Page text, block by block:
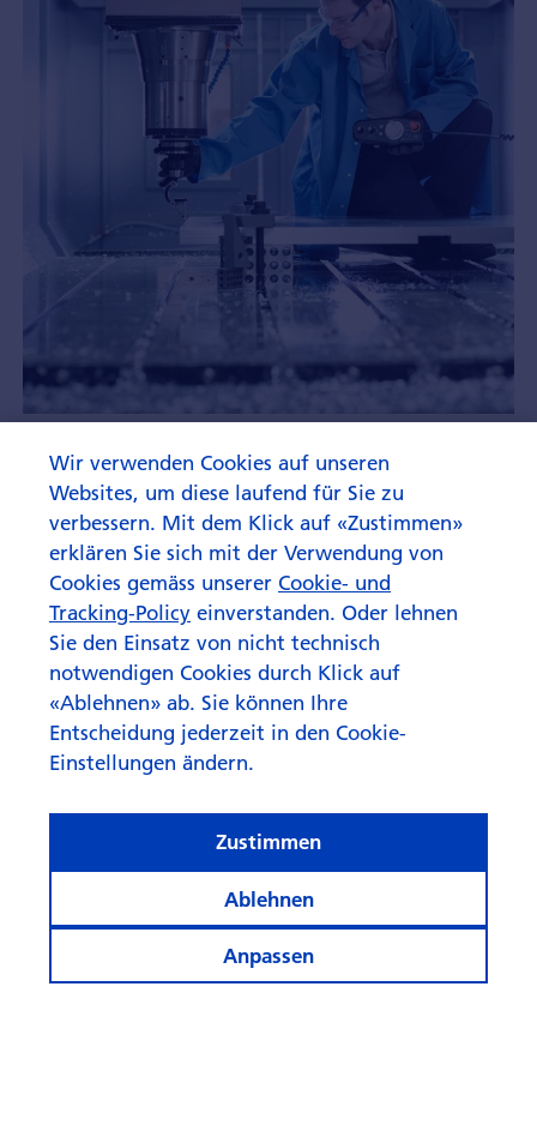
Warum jetzt die Stunde der
Unter­nehmens­anlei­hen
schlägt
Wir verwenden Cookies auf unseren
Websites, um diese laufend für Sie zu
verbessern. Mit dem Klick auf «Zustimmen»
erklären Sie sich mit der Verwendung von
Cookies gemäss unserer Cookie- und
Tracking-Policy einverstanden. Oder lehnen
Sie den Einsatz von nicht technisch
notwendigen Cookies durch Klick auf
«Ablehnen» ab. Sie können Ihre
Entscheidung jederzeit in den Cookie-
Einstellungen ändern.
Anpassen
Ablehnen
Zustimmen